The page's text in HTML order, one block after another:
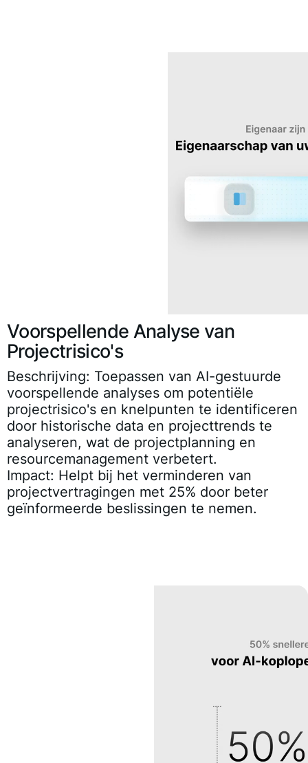
Voorspellende Analyse van
Projectrisico's
Beschrijving: Toepassen van AI-gestuurde
voorspellende analyses om potentiële
projectrisico's en knelpunten te identificeren
door historische data en projecttrends te
analyseren, wat de projectplanning en
resourcemanagement verbetert.
Impact: Helpt bij het verminderen van
projectvertragingen met 25% door beter
geïnformeerde beslissingen te nemen.